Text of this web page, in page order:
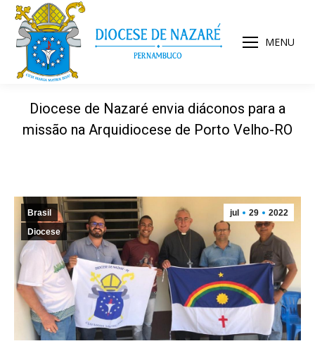
MENU
Diocese de Nazaré envia diáconos para a
missão na Arquidiocese de Porto Velho-RO
jul 29 2022
Brasil
Diocese